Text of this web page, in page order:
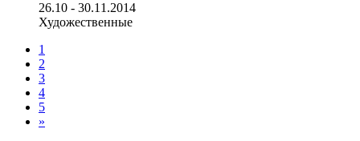
26.10 - 30.11.2014
Художественные
1
2
3
4
5
»